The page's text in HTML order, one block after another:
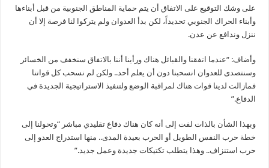
على وشك التوقيع على الاتفاق أن يتم حماية المناطق الجنوبية من قبل أبناءها
وأبناء الحراك الجنوبي تحديداً، لكن بدأ العدوان ولم يتركوا لنا فرصة إلا أن
ننزل وندافع عن عدن.
وأضاف: “عندما اتفقنا والقبائل هناك ورأينا أننا بالاتفاق سنخفف من الخسائر
وسنتصدى للعدوان انسحبنا دون أن يعلم أحد.. ولكن لم نسحب كل قواتنا
فمازالت لدينا قوات هناك لمراقبة الوضع ولتنفيذ الاستراتيجية الجديدة في
الدفاع.”
وبهذا الشأن بالذات لفت إلى أنه كان هناك دفاع تقليدي مباشر “وتحولنا إلى
خطة حرب النفس الطويل أو الحرب بعيدة المدى.. منها استدراج العدو إلى
حرب استنزاف.. وهذا يتطلب تكتيكات جديدة وعمل جديد.”